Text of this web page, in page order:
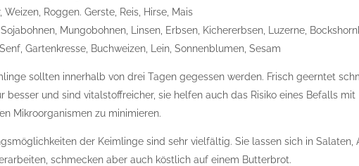
Weizen, Roggen. Gerste, Reis, Hirse, Mais
Mungobohnen, Linsen, Erbsen, Kichererbsen, Luzerne,
Gartenkresse, Buchweizen, Lein, Sonnenblumen, Sesam
sollten innerhalb von drei Tagen gegessen werden. Frisch geerntet
besser und sind vitalstoffreicher, sie helfen auch das Risiko eines Befalls mit
Mikroorganismen zu minimieren.
der Keimlinge sind sehr vielfältig. Sie lassen sich in Salaten,
schmecken aber auch köstlich auf einem Butterbrot.